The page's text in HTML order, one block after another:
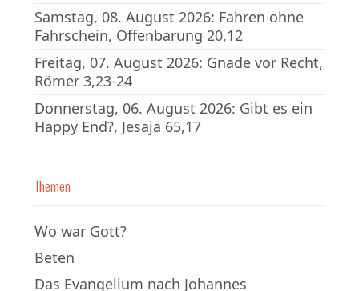
Samstag, 08. August 2026: Fahren ohne
Fahrschein, Offenbarung 20,12
Freitag, 07. August 2026: Gnade vor Recht,
Römer 3,23-24
Donnerstag, 06. August 2026: Gibt es ein
Happy End?, Jesaja 65,17
Themen
Wo war Gott?
Beten
Das Evangelium nach Johannes